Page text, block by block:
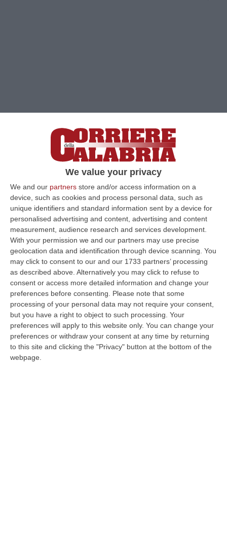
We value your privacy
We and our partners store and/or access information on a
device, such as cookies and process personal data, such as
unique identifiers and standard information sent by a device for
personalised advertising and content, advertising and content
measurement, audience research and services development.
With your permission we and our partners may use precise
geolocation data and identification through device scanning. You
may click to consent to our and our 1733 partners’ processing
as described above. Alternatively you may click to refuse to
consent or access more detailed information and change your
preferences before consenting.
Please note that some
processing of your personal data may not require your consent,
but you have a right to object to such processing. Your
preferences will apply to this website only. You can change your
preferences or withdraw your consent at any time by returning
to this site and clicking the "Privacy" button at the bottom of the
webpage.
Clicca e segui “Corriere della Calabria” su Google News
TORRE DI RUGGIEROLe immagini
documentano uno straordinario contesto
ambientale e raccontano della Tonda di
Calabria, nocciola tra le più apprezzate nel
panorama corilicolo nazionale, ed oggetto da
qualche anno di un entusiastico quanto
impegnativo recupero ad opera di un gruppo
di produttori riuniti in Ats.